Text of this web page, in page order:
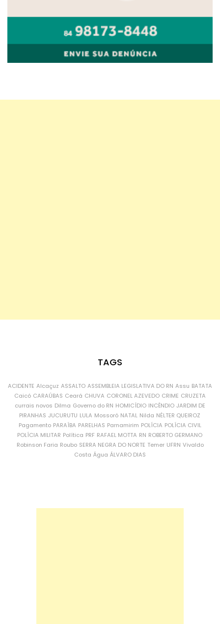
TAGS
ACIDENTE Alcaçuz ASSALTO ASSEMBLEIA LEGISLATIVA DO RN Assu BATATA
Caicó CARAÚBAS Ceará CHUVA CORONEL AZEVEDO CRIME CRUZETA
currais novos Dilma Governo do RN HOMICÍDIO INCÊNDIO JARDIM DE
PIRANHAS JUCURUTU LULA Mossoró NATAL Nilda NÉLTER QUEIROZ
Pagamento PARAÍBA PARELHAS Parnamirim POLÍCIA POLÍCIA CIVIL
POLÍCIA MILITAR Política PRF RAFAEL MOTTA RN ROBERTO GERMANO
Robinson Faria Roubo SERRA NEGRA DO NORTE Temer UFRN Vivaldo
Costa Água ÁLVARO DIAS